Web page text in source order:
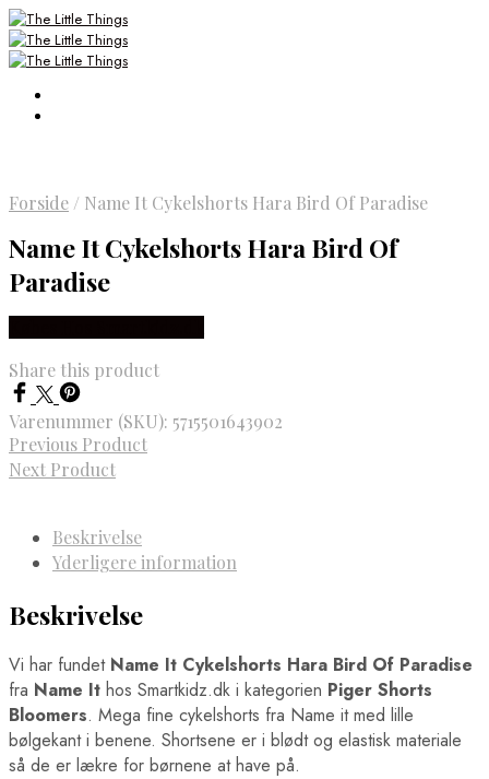
Forside / Name It Cykelshorts Hara Bird Of Paradise
Name It Cykelshorts Hara Bird Of
Paradise
Share this product
Varenummer (SKU): 5715501643902
Previous Product
Next Product
Beskrivelse
Yderligere information
Beskrivelse
Vi har fundet Name It Cykelshorts Hara Bird Of Paradise
fra Name It hos Smartkidz.dk i kategorien Piger Shorts
Bloomers. Mega fine cykelshorts fra Name it med lille
bølgekant i benene. Shortsene er i blødt og elastisk materiale
så de er lækre for børnene at have på.